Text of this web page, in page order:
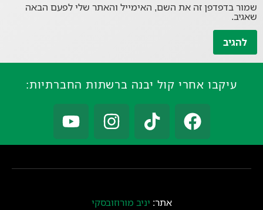
שמור בדפדפן זה את השם, האימייל והאתר שלי לפעם הבאה
שאגיב.
עיקבו אחרי קול יבנה ברשתות החברתיות:
אתר: יניב מורוזובסקי